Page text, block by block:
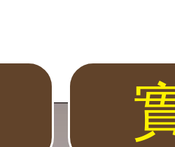
，英國 Chubb Safes（
櫃體堅固 抵抗外力破壞安全升